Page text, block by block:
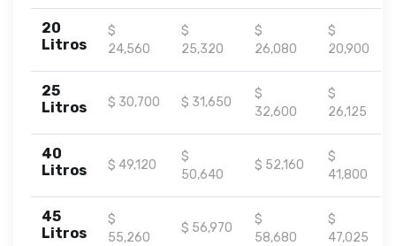
20
Litros
$
24,560
$
25,320
$
26,080
$
20,900
25
Litros
$ 30,700 $ 31,650
$
32,600
$
26,125
40
Litros
$ 49,120
$
50,640
$ 52,160
$
41,800
45
Litros
$
55,260
$ 56,970
$
58,680
$
47,025